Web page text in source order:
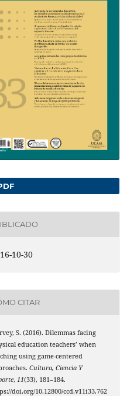
10-30
CITAR
S. (2016). Dilemmas facing
education teachers’ when
using game-centered
Cultura, Ciencia Y
,11(33), 181–184.
doi.org/10.12800/ccd.v11i33.762